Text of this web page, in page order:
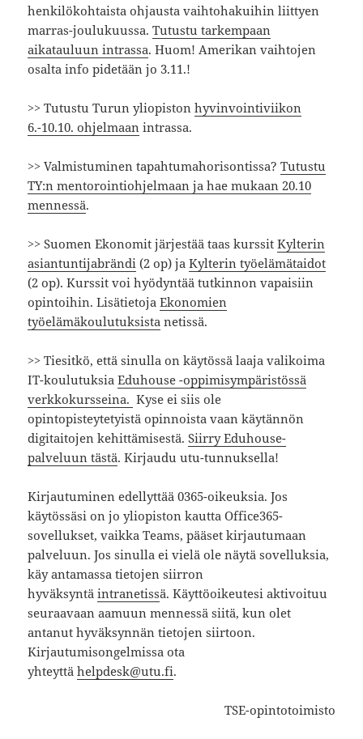
henkilökohtaista ohjausta vaihtohakuihin liittyen
marras-joulukuussa.Tutustu tarkempaan
aikatauluun intrassa. Huom! Amerikan vaihtojen
osalta info pidetään jo 3.11.!
>> Tutustu Turun yliopistonhyvinvointiviikon
6.-10.10. ohjelmaan intrassa.
>> Valmistuminen tapahtumahorisontissa?Tutustu
TY:n mentorointiohjelmaan ja hae mukaan 20.10
mennessä.
>> Suomen Ekonomit järjestää taas kurssitKylterin
asiantuntijabrändi (2 op) jaKylterin työelämätaidot
(2 op). Kurssit voi hyödyntää tutkinnon vapaisiin
opintoihin. LisätietojaEkonomien
työelämäkoulutuksista netissä.
>> Tiesitkö, että sinulla on käytössä laaja valikoima
IT-koulutuksiaEduhouse -oppimisympäristössä
verkkokursseina. ​​ Kyse ei siis ole
opintopisteytetyistä opinnoista vaan käytännön
digitaitojen kehittämisestä.Siirry Eduhouse-
palveluun tästä. Kirjaudu utu-tunnuksella!
Kirjautuminen edellyttää 0365-oikeuksia. Jos
käytössäsi on jo yliopiston kautta Office365-
sovellukset, vaikka Teams, pääset kirjautumaan
palveluun. Jos sinulla ei vielä ole näytä sovelluksia,
käy antamassa tietojen siirron
hyväksyntäintranetissä. Käyttöoikeutesi aktivoituu
seuraavaan aamuun mennessä siitä, kun olet
antanut hyväksynnän tietojen siirtoon.
Kirjautumisongelmissa ota
yhteyttähelpdesk@utu.fi.​​​
TSE-opintotoimisto